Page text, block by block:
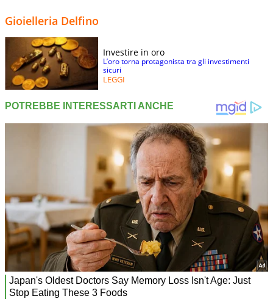
Gioielleria Delfino
Investire in oro
L’oro torna protagonista tra gli investimenti
sicuri
LEGGI